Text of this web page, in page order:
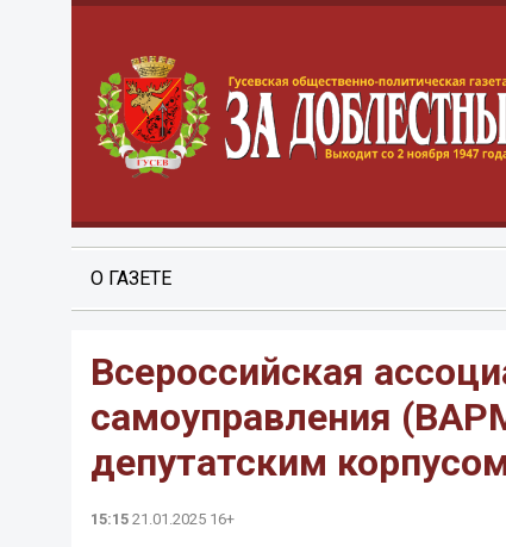
О ГАЗЕТЕ
Всероссийская
самоуправления
депутатским
15:15 21.01.2025 16+